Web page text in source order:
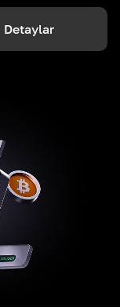
Detaylar